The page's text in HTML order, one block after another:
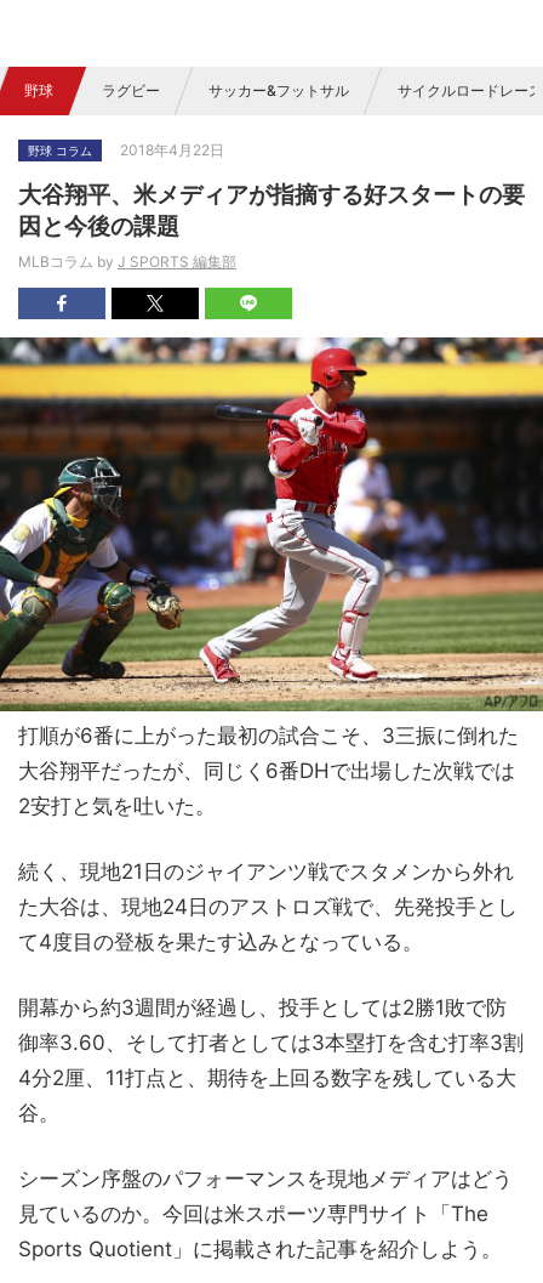
野球 ラグビー サッカー&フットサル サイクルロードレース
野球 コラム 2018年4月22日
大谷翔平、米メディアが指摘する好スタートの要
因と今後の課題
MLBコラム by J SPORTS 編集部
打順が6番に上がった最初の試合こそ、3三振に倒れた
大谷翔平だったが、同じく6番DHで出場した次戦では
2安打と気を吐いた。
続く、現地21日のジャイアンツ戦でスタメンから外れ
た大谷は、現地24日のアストロズ戦で、先発投手とし
て4度目の登板を果たす込みとなっている。
開幕から約3週間が経過し、投手としては2勝1敗で防
御率3.60、そして打者としては3本塁打を含む打率3割
4分2厘、11打点と、期待を上回る数字を残している大
谷。
シーズン序盤のパフォーマンスを現地メディアはどう
見ているのか。今回は米スポーツ専門サイト「The
Sports Quotient」に掲載された記事を紹介しよう。